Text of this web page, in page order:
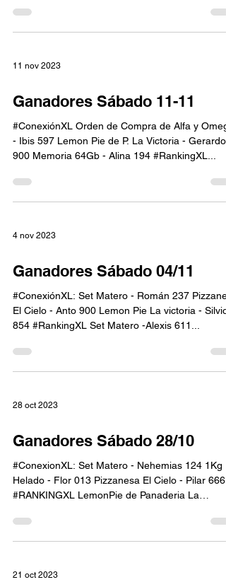
11 nov 2023
Ganadores Sábado 11-11
#ConexiónXL Orden de Compra de Alfa y
- Ibis 597 Lemon Pie de P. La Victoria - Gerardo
900 Memoria 64Gb - Alina 194 #RankingXL...
4 nov 2023
Ganadores Sábado 04/11
#ConexiónXL: Set Matero - Román 237
El Cielo - Anto 900 Lemon Pie La victoria - Silvio
854 #RankingXL Set Matero -Alexis 611...
28 oct 2023
Ganadores Sábado 28/10
#ConexionXL: Set Matero - Nehemias 124 1Kg
Helado - Flor 013 Pizzanesa El Cielo - Pilar 666
#RANKINGXL LemonPie de Panaderia La
21 oct 2023